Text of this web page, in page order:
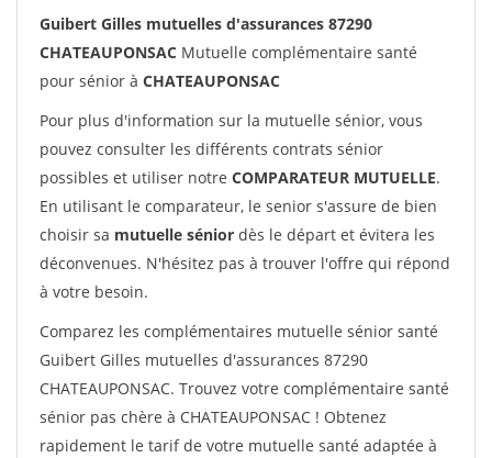
Guibert Gilles mutuelles d'assurances 87290
CHATEAUPONSAC Mutuelle complémentaire santé
pour sénior à CHATEAUPONSAC
Pour plus d'information sur la mutuelle sénior, vous
pouvez consulter les différents contrats sénior
possibles et utiliser notre COMPARATEUR MUTUELLE.
En utilisant le comparateur, le senior s'assure de bien
choisir sa mutuelle sénior dès le départ et évitera les
déconvenues. N'hésitez pas à trouver l'offre qui répond
à votre besoin.
Comparez les complémentaires mutuelle sénior santé
Guibert Gilles mutuelles d'assurances 87290
CHATEAUPONSAC. Trouvez votre complémentaire santé
sénior pas chère à CHATEAUPONSAC ! Obtenez
rapidement le tarif de votre mutuelle santé adaptée à